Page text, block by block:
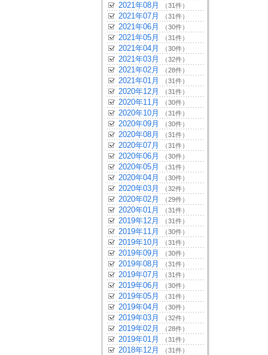
2021年08月 （31件）
2021年07月 （31件）
2021年06月 （30件）
2021年05月 （31件）
2021年04月 （30件）
2021年03月 （32件）
2021年02月 （28件）
2021年01月 （31件）
2020年12月 （31件）
2020年11月 （30件）
2020年10月 （31件）
2020年09月 （30件）
2020年08月 （31件）
2020年07月 （31件）
2020年06月 （30件）
2020年05月 （31件）
2020年04月 （30件）
2020年03月 （32件）
2020年02月 （29件）
2020年01月 （31件）
2019年12月 （31件）
2019年11月 （30件）
2019年10月 （31件）
2019年09月 （30件）
2019年08月 （31件）
2019年07月 （31件）
2019年06月 （30件）
2019年05月 （31件）
2019年04月 （30件）
2019年03月 （32件）
2019年02月 （28件）
2019年01月 （31件）
2018年12月 （31件）